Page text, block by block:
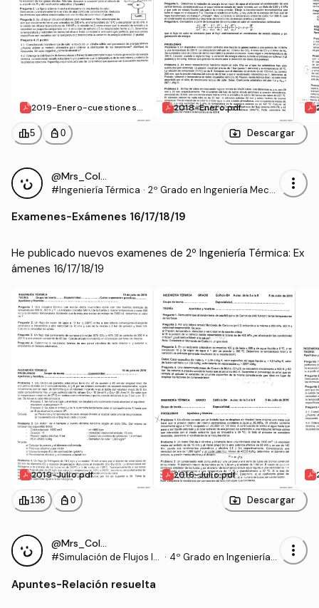
2019-Enero-cuestiones.p
2018-Enero.pdf
leaderboard5 personal_bag 0 Descargar
@Mrs_Colebrook
#Ingeniería Térmica · 2º Grado en Ingeniería Mecá
more_vert
Examenes-Exámenes 16/17/18/19
He publicado nuevos examenes de 2º Ingeniería Térmica: Ex
ámenes 16/17/18/19
2019-Julio.pdf 2016-Julio.pdf
leaderboard136 personal_bag 0 Descargar
@Mrs_Colebrook
#Simulación de Flujos In · 4º Grado en Ingeniería
more_vert
Apuntes-Relación resuelta